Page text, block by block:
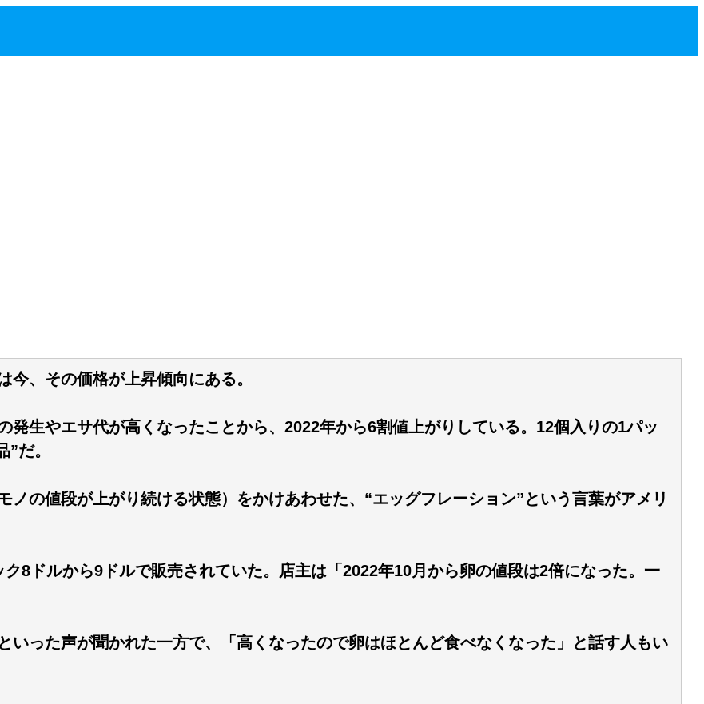
今、その価格が上昇傾向にある。
発生やエサ代が高くなったことから、2022年から6割値上がりしている。12個入りの1パッ
だ。
ノの値段が上がり続ける状態）をかけあわせた、“エッグフレーション”という言葉がアメリ
8ドルから9ドルで販売されていた。店主は「2022年10月から卵の値段は2倍になった。一
いった声が聞かれた一方で、「高くなったので卵はほとんど食べなくなった」と話す人もい